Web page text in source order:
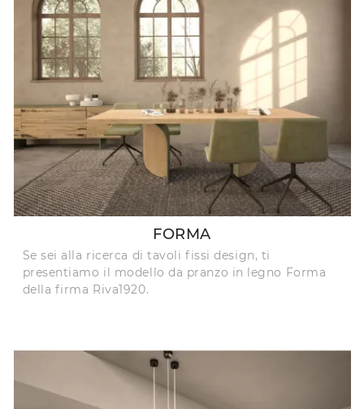
FORMA
Se sei alla ricerca di tavoli fissi design, ti
presentiamo il modello da pranzo in legno Forma
della firma Riva1920.